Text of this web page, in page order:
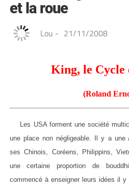
et la roue
Lou - 21/11/2008
King, le Cycle
(Roland
Les USA forment une société
une place non négligeable. Il y a une
ses Chinois, Coréens, Philippins,
une certaine proportion de
commencé à enseigner leurs idées il